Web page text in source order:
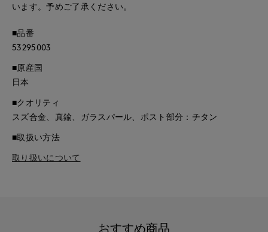
います。予めご了承ください。
■品番
53295003
■原産国
日本
■クオリティ
スズ合金、真鍮、ガラスパール、ポスト部分：チタン
■取扱い方法
取り扱いについて
おすすめ商品